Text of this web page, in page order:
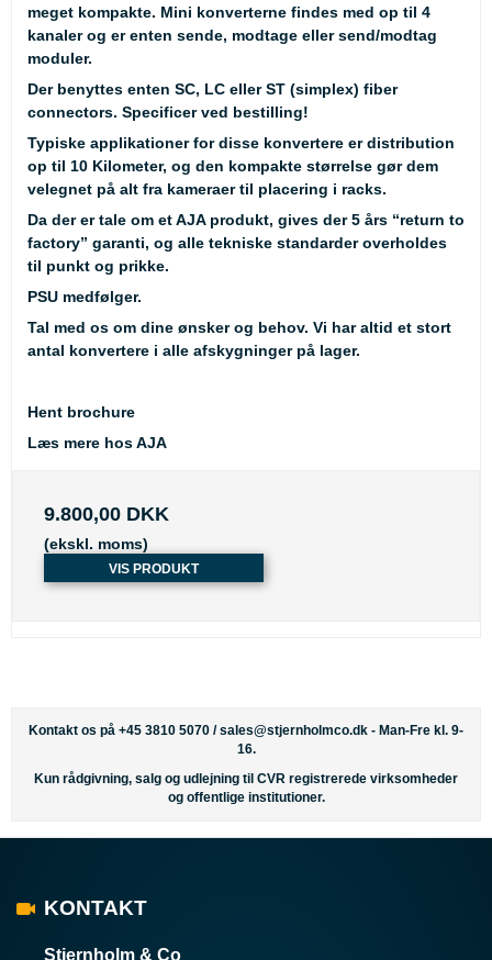
meget kompakte. Mini konverterne findes med op til 4
kanaler og er enten sende, modtage eller send/modtag
moduler.
Der benyttes enten SC, LC eller ST (simplex) fiber
connectors. Specificer ved bestilling!
Typiske applikationer for disse konvertere er distribution
op til 10 Kilometer, og den kompakte størrelse gør dem
velegnet på alt fra kameraer til placering i racks.
Da der er tale om et AJA produkt, gives der 5 års “return to
factory” garanti, og alle tekniske standarder overholdes
til punkt og prikke.
PSU medfølger.
Tal med os om dine ønsker og behov. Vi har altid et stort
antal konvertere i alle afskygninger på lager.
Hent brochure
Læs mere hos AJA
9.800,00 DKK
(ekskl. moms)
VIS PRODUKT
Kontakt os på +45 3810 5070 /sales@stjernholmco.dk - Man-Fre kl. 9-
16.
Kun rådgivning, salg og udlejning til CVR registrerede virksomheder
og offentlige institutioner.
KONTAKT
Stjernholm & Co